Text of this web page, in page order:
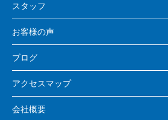
スタッフ
お客様の声
ブログ
アクセスマップ
会社概要